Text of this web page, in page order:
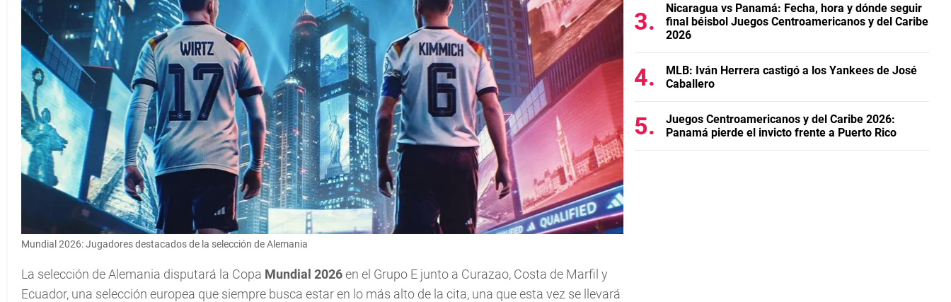
Mundial 2026: Jugadores destacados de la selección de Alemania
La selección de Alemania disputará la Copa Mundial 2026en el Grupo E junto a Curazao, Costa de Marfil y
Ecuador, una selección europea que siempre busca estar en lo más alto de la cita, una que esta vez se llevará
Nicaragua vs Panamá: Fecha, hora y dónde seguir
final béisbol Juegos Centroamericanos y del Caribe
2026
MLB: Iván Herrera castigó a los Yankees de José
Caballero
Juegos Centroamericanos y del Caribe 2026:
Panamá pierde el invicto frente a Puerto Rico